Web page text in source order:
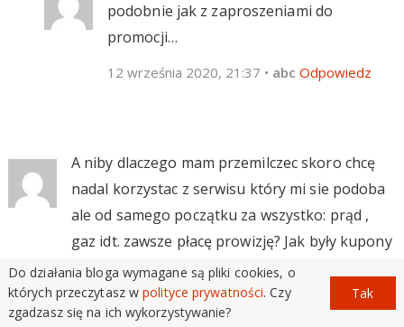
podobnie jak z zaproszeniami do
promocji…
12 września 2020, 21:37 • abc Odpowiedz
A niby dlaczego mam przemilczec skoro chcę
nadal korzystac z serwisu który mi sie podoba
ale od samego początku za wszystko: prąd ,
gaz idt. zawsze płacę prowizję? Jak były kupony
po 10zł to i tak mi się opłacało ale teraz będę
musiał dopłacać albo zrezygnować i znów
przenosić się do banku. Może admin odpowie o
Do działania bloga wymagane są pliki cookies, o
których przeczytasz wpolityce prywatności. Czy
zgadzasz się na ich wykorzystywanie?
Tak